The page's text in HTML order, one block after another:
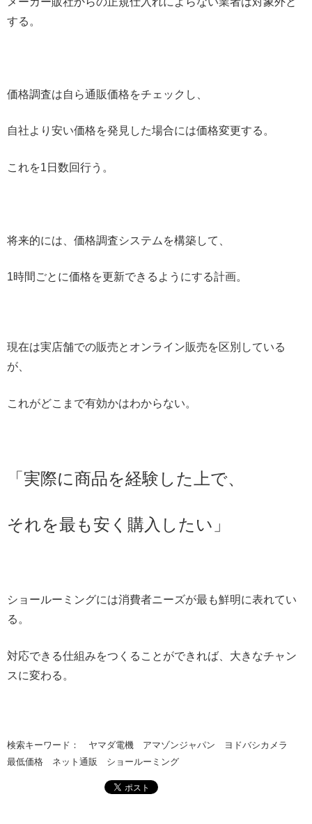
する。
価格調査は自ら通販価格をチェックし、
自社より安い価格を発見した場合には価格変更する。
これを1日数回行う。
将来的には、価格調査システムを構築して、
1時間ごとに価格を更新できるようにする計画。
現在は実店舗での販売とオンライン販売を区別している
が、
これがどこまで有効かはわからない。
「実際に商品を経験した上で、
それを最も安く購入したい」
ショールーミングには消費者ニーズが最も鮮明に表れてい
る。
対応できる仕組みをつくることができれば、大きなチャン
スに変わる。
検索キーワード： ヤマダ電機 アマゾンジャパン ヨドバシカメラ
最低価格 ネット通販 ショールーミング